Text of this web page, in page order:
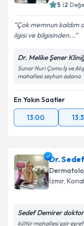
5 (2
Çok memnun kaldım
ilgisi ve bilgisinden...
Dr. Melike Şener
Sunar Nuri Çomu İş ve
mahallesi seyhan adana
En Yakın Saatler
13:00
Dr.
İzmir,
Sedef Demirer doktor
kültür mahallesi şair